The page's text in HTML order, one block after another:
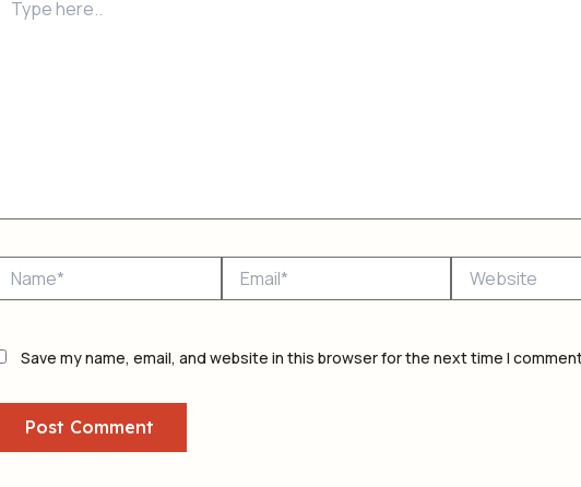
here..
Save my name, email, and website in this browser for the next time I